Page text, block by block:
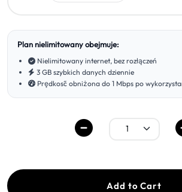
Plan nielimitowany obejmuje:
Nielimitowany internet, bez rozłączeń
3 GB szybkich danych dziennie
Prędkość obniżona do 1 Mbps po
Add to Cart